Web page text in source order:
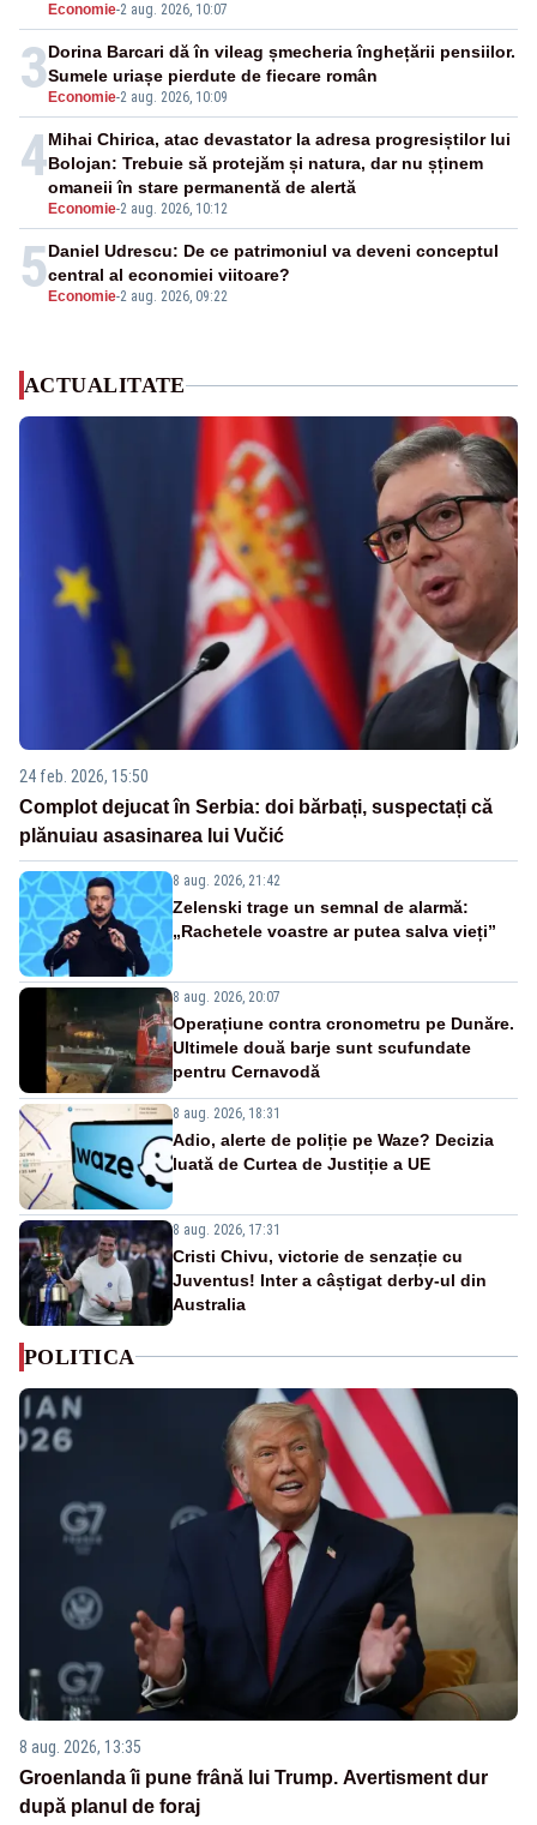
Economie-2 aug. 2026, 10:07
3 Economie-2 aug. 2026, 10:09
Dorina Barcari dă în vileag șmecheria înghețării pensiilor.
Sumele uriașe pierdute de fiecare român
4
Economie-2 aug. 2026, 10:12
Mihai Chirica, atac devastator la adresa progresiștilor lui
Bolojan: Trebuie să protejăm și natura, dar nu șținem
omaneii în stare permanentă de alertă
5 Economie-2 aug. 2026, 09:22
Daniel Udrescu: De ce patrimoniul va deveni conceptul
central al economiei viitoare?
ACTUALITATE
24 feb. 2026, 15:50
Complot dejucat în Serbia: doi bărbați, suspectați că
plănuiau asasinarea lui Vučić
8 aug. 2026, 21:42
Zelenski trage un semnal de alarmă:
„Rachetele voastre ar putea salva vieți”
8 aug. 2026, 20:07
Operațiune contra cronometru pe Dunăre.
Ultimele două barje sunt scufundate
pentru Cernavodă
8 aug. 2026, 18:31
Adio, alerte de poliție pe Waze? Decizia
luată de Curtea de Justiție a UE
8 aug. 2026, 17:31
Cristi Chivu, victorie de senzație cu
Juventus! Inter a câștigat derby-ul din
Australia
POLITICA
8 aug. 2026, 13:35
Groenlanda îi pune frână lui Trump. Avertisment dur
după planul de foraj